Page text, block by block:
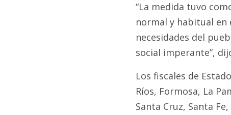
“La medida tuvo
normal y habitual
necesidades del
social imperante”,
Los fiscales de
Ríos, Formosa, La
Santa Cruz, Santa